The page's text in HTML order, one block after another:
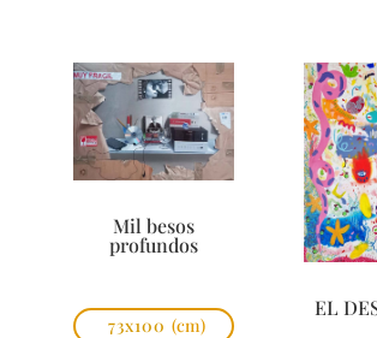
Mil besos
profundos
73x100 (cm)
EL